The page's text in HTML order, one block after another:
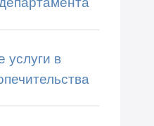
услуги в